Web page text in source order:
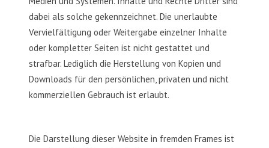
dabei als solche gekennzeichnet. Die unerlaubte
Vervielfältigung oder Weitergabe einzelner Inhalte
oder kompletter Seiten ist nicht gestattet und
strafbar. Lediglich die Herstellung von Kopien und
Downloads für den persönlichen, privaten und nicht
kommerziellen Gebrauch ist erlaubt.
Die Darstellung dieser Website in fremden Frames ist